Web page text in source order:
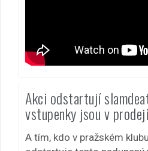
Akci odstartují
vstupenky jsou v prodeji
A tím, kdo v pražském klubu